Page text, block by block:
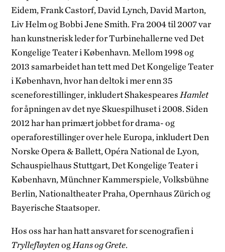
Eidem, Frank Castorf, David Lynch, David Marton,
Liv Helm og Bobbi Jene Smith. Fra 2004 til 2007 var
han kunstnerisk leder for Turbinehallerne ved Det
Kongelige Teater i København. Mellom 1998 og
2013 samarbeidet han tett med Det Kongelige Teater
i København, hvor han deltok i mer enn 35
sceneforestillinger, inkludert Shakespeares Hamlet
for åpningen av det nye Skuespilhuset i 2008. Siden
2012 har han primært jobbet for drama- og
operaforestillinger over hele Europa, inkludert Den
Norske Opera & Ballett, Opéra National de Lyon,
Schauspielhaus Stuttgart, Det Kongelige Teater i
København, Münchner Kammerspiele, Volksbühne
Berlin, Nationaltheater Praha, Opernhaus Zürich og
Bayerische Staatsoper.
Hos oss har han hatt ansvaret for scenografien i
TryllefløytenogHans og Grete.